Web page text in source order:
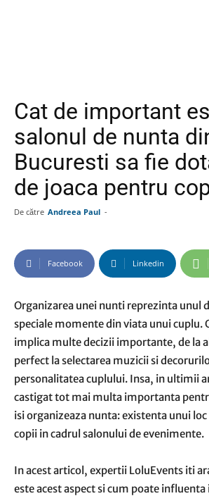
Cat de important
salonul de nunta
Bucuresti sa fie
de joaca pentru
De către Andreea Paul -
Facebook Linkedin
Organizarea unei nunti reprezinta unul
speciale momente din viata unui cuplu.
implica multe decizii importante, de la
perfect la selectarea muzicii si
personalitatea cuplului. Insa, in ultimii
castigat tot mai multa importanta
isi organizeaza nunta: existenta unui
copii in cadrul salonului de evenimente.
In acest articol, expertii LoluEvents iti
este acest aspect si cum poate